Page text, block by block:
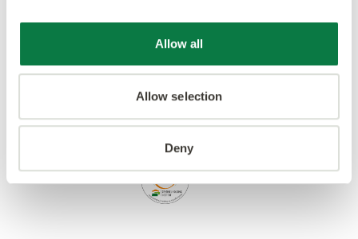
Allow all
Allow selection
Deny